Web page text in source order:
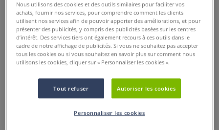
Set de 8 pinceaux Junior, série 329
Contenu du set : 8 pinceaux Junior de tailles 2, 4, 6, 8, 10, 12,
Nous utilisons des cookies et des outils similaires pour faciliter vos
achats, fournir nos services, pour comprendre comment les clients
utilisent nos services afin de pouvoir apporter des améliorations, et pour
présenter des publicités, y compris des publicités basées sur les centres
d’intérêt. Des services tiers ont également recours à ces outils dans le
cadre de notre affichage de publicités. Si vous ne souhaitez pas accepter
tous les cookies ou si vous souhaitez en savoir plus sur comment nous
utilisons les cookies, cliquer sur « Personnaliser les cookies ».
Tout refuser Autoriser les cookies
Personnaliser les cookies